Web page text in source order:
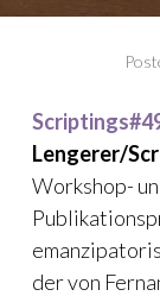
Lengerer/
Workshop-
der von